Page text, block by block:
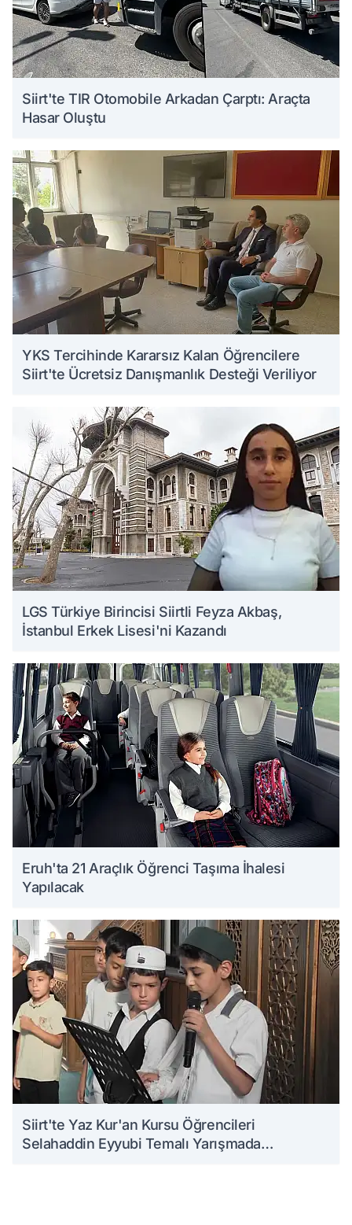
Siirt'te TIR Otomobile Arkadan Çarptı: Araçta
Hasar Oluştu
YKS Tercihinde Kararsız Kalan Öğrencilere
Siirt'te Ücretsiz Danışmanlık Desteği Veriliyor
LGS Türkiye Birincisi Siirtli Feyza Akbaş,
İstanbul Erkek Lisesi'ni Kazandı
Eruh'ta 21 Araçlık Öğrenci Taşıma İhalesi
Yapılacak
Siirt'te Yaz Kur'an Kursu Öğrencileri
Selahaddin Eyyubi Temalı Yarışmada